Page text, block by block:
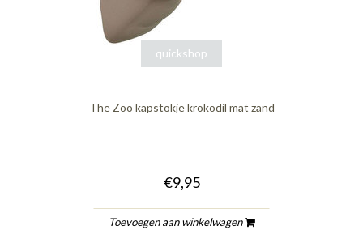
quickshop
The Zoo kapstokje krokodil mat zand
€9,95
Toevoegen aan winkelwagen